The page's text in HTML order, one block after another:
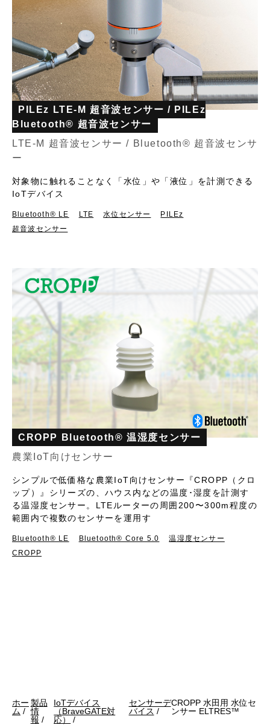
PILEz LTE-M 超音波センサー / PILEz
Bluetooth® 超音波センサー
LTE-M 超音波センサー / Bluetooth® 超音波センサ
ー
対象物に触れることなく「水位」や「液位」を計測できる
IoTデバイス
Bluetooth®︎ LE LTE 水位センサー
PILEz
超音波センサー
CROPP Bluetooth® 温湿度センサー
農業IoT向けセンサー
シンプルで低価格な農業IoT向けセンサー『CROPP（クロ
ップ）』シリーズの、ハウス内などの温度･湿度を計測す
る温湿度センサー。LTEルーターの周囲200〜300m程度の
範囲内で複数のセンサーを運用す
Bluetooth®︎ LE Bluetooth® Core 5.0
温湿度センサー
CROPP
ホー
ム /
製品
情
報 /
IoTデバイス
（BraveGATE対
応）
/
センサーデ
バイス /
CROPP 水田用 水位セ
ンサー ELTRES™